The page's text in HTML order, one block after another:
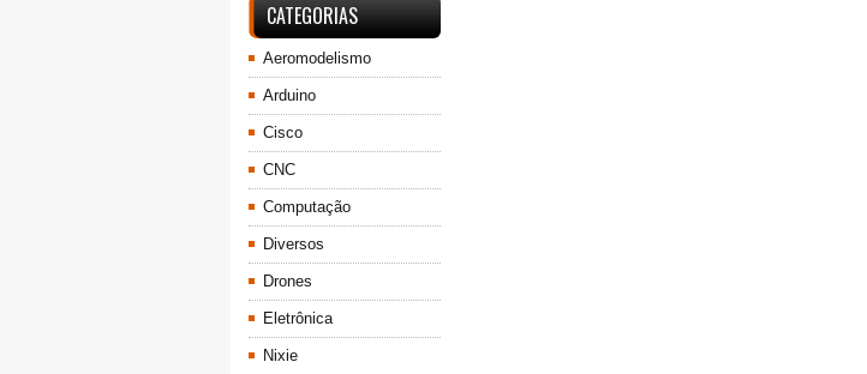
CATEGORIAS
Aeromodelismo
Arduino
Cisco
CNC
Computação
Diversos
Drones
Eletrônica
Nixie